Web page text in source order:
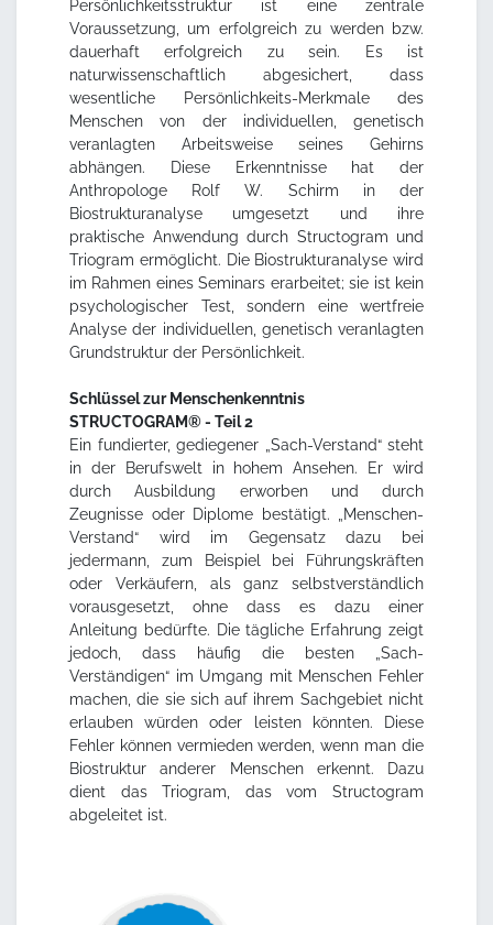
Persönlichkeitsstruktur ist eine zentrale
Voraussetzung, um erfolgreich zu werden bzw.
dauerhaft erfolgreich zu sein. Es ist
naturwissenschaftlich abgesichert, dass
wesentliche Persönlichkeits-Merkmale des
Menschen von der individuellen, genetisch
veranlagten Arbeitsweise seines Gehirns
abhängen. Diese Erkenntnisse hat der
Anthropologe Rolf W. Schirm in der
Biostrukturanalyse umgesetzt und ihre
praktische Anwendung durch Structogram und
Triogram ermöglicht. Die Biostrukturanalyse wird
im Rahmen eines Seminars erarbeitet; sie ist kein
psychologischer Test, sondern eine wertfreie
Analyse der individuellen, genetisch veranlagten
Grundstruktur der Persönlichkeit.
Schlüssel zur Menschenkenntnis
STRUCTOGRAM® - Teil 2
Ein fundierter, gediegener „Sach-Verstand“ steht
in der Berufswelt in hohem Ansehen. Er wird
durch Ausbildung erworben und durch
Zeugnisse oder Diplome bestätigt. „Menschen-
Verstand“ wird im Gegensatz dazu bei
jedermann, zum Beispiel bei Führungskräften
oder Verkäufern, als ganz selbstverständlich
vorausgesetzt, ohne dass es dazu einer
Anleitung bedürfte. Die tägliche Erfahrung zeigt
jedoch, dass häufig die besten „Sach-
Verständigen“ im Umgang mit Menschen Fehler
machen, die sie sich auf ihrem Sachgebiet nicht
erlauben würden oder leisten könnten. Diese
Fehler können vermieden werden, wenn man die
Biostruktur anderer Menschen erkennt. Dazu
dient das Triogram, das vom Structogram
abgeleitet ist.